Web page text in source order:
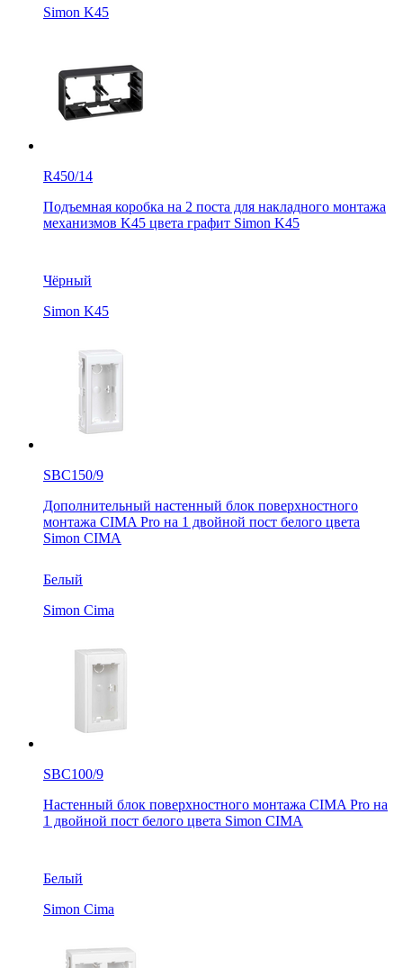
Simon K45
R450/14
Подъемная коробка на 2 поста для накладного монтажа
механизмов K45 цвета графит Simon K45
Чёрный
Simon K45
SBC150/9
Дополнительный настенный блок поверхностного
монтажа CIMA Pro на 1 двойной пост белого цвета
Simon CIMA
Белый
Simon Cima
SBC100/9
Настенный блок поверхностного монтажа CIMA Pro на
1 двойной пост белого цвета Simon CIMA
Белый
Simon Cima